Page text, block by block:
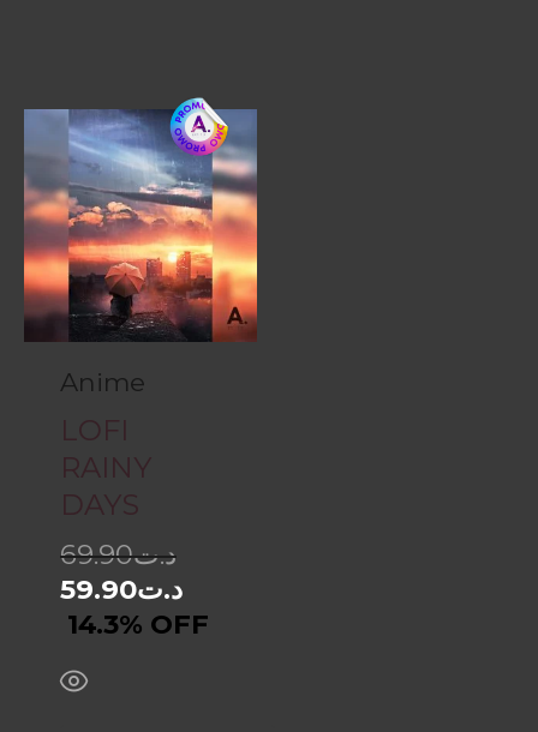
Anime
LOFI
RAINY
DAYS
د.ت69.90
د.ت59.90
14.3% OFF